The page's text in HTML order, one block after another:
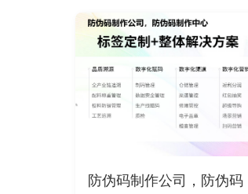
防伪码制作公司，防伪码